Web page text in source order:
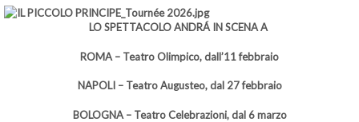
LO SPETTACOLO ANDRÁ IN SCENA A
ROMA – Teatro Olimpico, dall’11 febbraio
NAPOLI – Teatro Augusteo, dal 27 febbraio
BOLOGNA – Teatro Celebrazioni, dal 6 marzo